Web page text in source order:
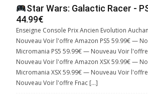
Star Wars: Galactic Racer -
44.99€
Enseigne Console Prix Ancien Evolution
Nouveau Voir l'offre Amazon PS5 59.99€ —
Micromania PS5 59.99€ — Nouveau Voir
Nouveau Voir l'offre Amazon XSX 59.99€ —
Micromania XSX 59.99€ — Nouveau Voir
Nouveau Voir l'offre Fnac […]